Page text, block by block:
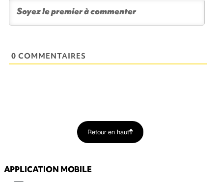
0 COMMENTAIRES
Retour en haut
APPLICATION MOBILE